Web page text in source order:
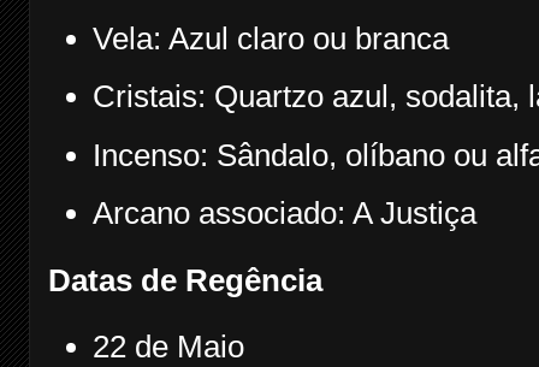
Vela: Azul claro ou branca
Cristais: Quartzo azul, sodalita,
Incenso: Sândalo, olíbano ou
Arcano associado: A Justiça
Datas de Regência
22 de Maio